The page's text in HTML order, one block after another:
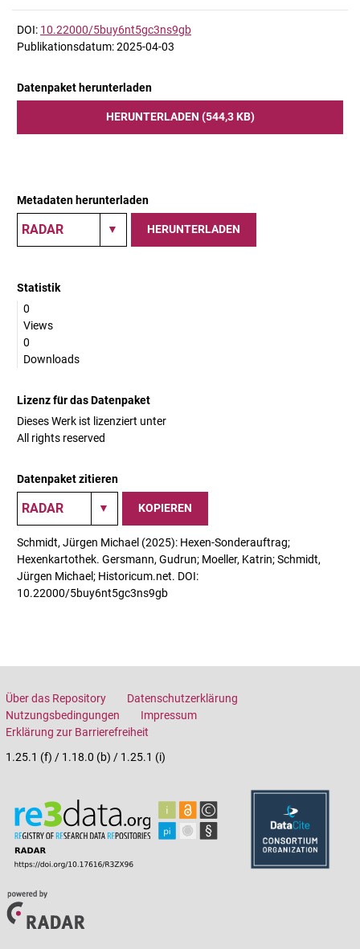
DOI: 10.22000/5buy6nt5gc3ns9gb
Publikationsdatum: 2025-04-03
Datenpaket herunterladen
HERUNTERLADEN (544,3 KB)
Metadaten herunterladen
HERUNTERLADEN
Statistik
0
Views
0
Downloads
Lizenz für das Datenpaket
Dieses Werk ist lizenziert unter
All rights reserved
Datenpaket zitieren
KOPIEREN
Schmidt, Jürgen Michael (2025): Hexen-Sonderauftrag;
Hexenkartothek. Gersmann, Gudrun; Moeller, Katrin; Schmidt,
Jürgen Michael; Historicum.net. DOI:
10.22000/5buy6nt5gc3ns9gb
Über das Repository
Datenschutzerklärung
Nutzungsbedingungen
Impressum
Erklärung zur Barrierefreiheit
1.25.1 (f) / 1.18.0 (b) / 1.25.1 (i)